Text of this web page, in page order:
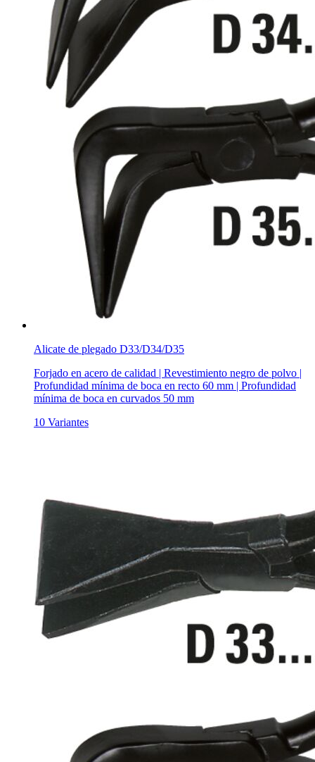
Alicate de plegado D33/D34/D35
Forjado en acero de calidad | Revestimiento negro de polvo |
Profundidad mínima de boca en recto 60 mm | Profundidad
mínima de boca en curvados 50 mm
10 Variantes